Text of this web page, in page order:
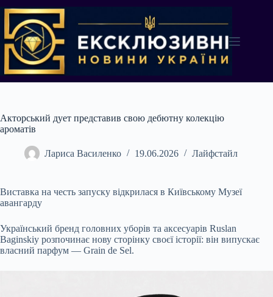
до
вмісту
Акторський дует представив свою дебютну колекцію
ароматів
Лариса Василенко 19.06.2026 Лайфстайл
Виставка на честь запуску відкрилася в Київському Музеї
авангарду
Український бренд головних уборів та аксесуарів Ruslan
Baginskiy розпочинає нову сторінку своєї історії: він випускає
власний парфум — Grain de Sel.